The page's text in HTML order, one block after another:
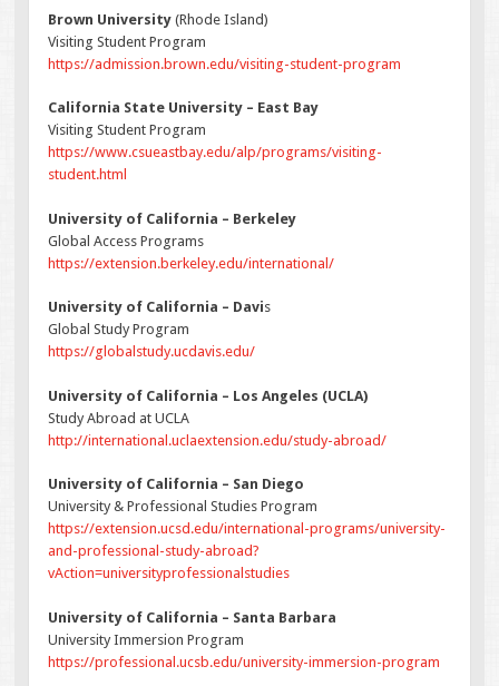
Brown University (Rhode Island)
Visiting Student Program
https://admission.brown.edu/visiting-student-program
California State University – East Bay
Visiting Student Program
https://www.csueastbay.edu/alp/programs/visiting-
student.html
University of California – Berkeley
Global Access Programs
https://extension.berkeley.edu/international/
University of California – Davis
Global Study Program
https://globalstudy.ucdavis.edu/
University of California – Los Angeles (UCLA)
Study Abroad at UCLA
http://international.uclaextension.edu/study-abroad/
University of California – San Diego
University & Professional Studies Program
https://extension.ucsd.edu/international-programs/university-
and-professional-study-abroad?
vAction=universityprofessionalstudies
University of California – Santa Barbara
University Immersion Program
https://professional.ucsb.edu/university-immersion-program